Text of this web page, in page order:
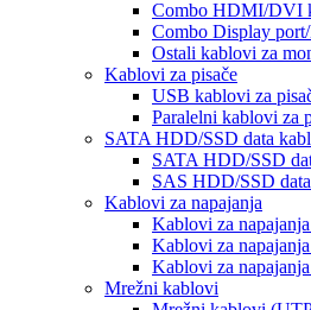
Combo HDMI/DVI
Combo Display
Ostali kablovi za
Kablovi za pisače
USB kablovi za
Paralelni kablovi za
SATA HDD/SSD data
SATA HDD/SSD
SAS HDD/SSD
Kablovi za napajanja
Kablovi za
Kablovi za
Kablovi za
Mrežni kablovi